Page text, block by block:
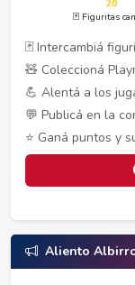
20
🃏 Figuritas
🃏 Intercambiá
🧸 Coleccioná
💪 Alentá a los
💬 Publicá en la
⭐ Ganá puntos y
Aliento